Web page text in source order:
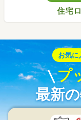
住宅
お気に
プ
最新